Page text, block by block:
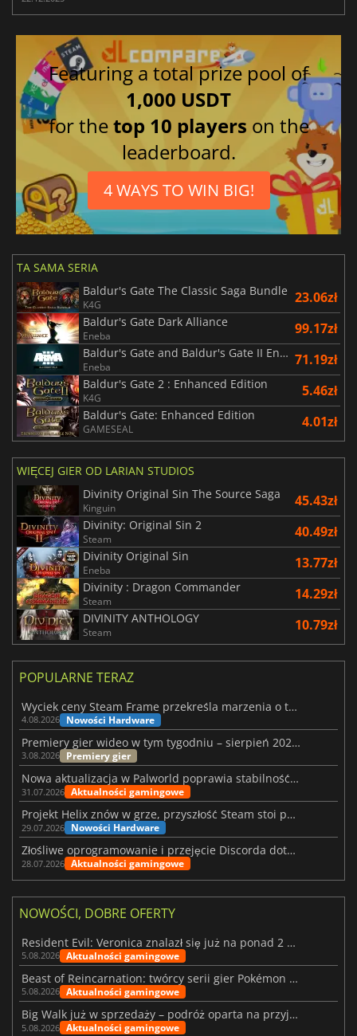
Featuring a total prize pool of
1,000 USDT
for thetop 10 players on the
leaderboard.
4 WAYS TO WIN BIG!
TA SAMA SERIA
Baldur's Gate The Classic Saga Bundle
K4G 23.06zł
Baldur's Gate Dark Alliance
Eneba 99.17zł
Baldur's Gate and Baldur's Gate II Enhanced Editions
Eneba 71.19zł
Baldur's Gate 2 : Enhanced Edition
K4G 5.46zł
Baldur's Gate: Enhanced Edition
GAMESEAL 4.01zł
WIĘCEJ GIER OD LARIAN STUDIOS
Divinity Original Sin The Source Saga
Kinguin 45.43zł
Divinity: Original Sin 2
Steam 40.49zł
Divinity Original Sin
Eneba 13.77zł
Divinity : Dragon Commander
Steam 14.29zł
DIVINITY ANTHOLOGY
Steam 10.79zł
POPULARNE TERAZ
Wyciek ceny Steam Frame przekreśla marzenia o tanim zestawie VR
4.08.2026 Nowości Hardware
Premiery gier wideo w tym tygodniu – sierpień 2026 r. (32. tydzień)
3.08.2026 Premiery gier
Nowa aktualizacja w Palworld poprawia stabilność Sunreach i walk z bossami
31.07.2026 Aktualności gamingowe
Projekt Helix znów w grze, przyszłość Steam stoi pod znakiem zapytania
29.07.2026 Nowości Hardware
Złośliwe oprogramowanie i przejęcie Discorda dotknęły Meccha Chameleon
28.07.2026 Aktualności gamingowe
NOWOŚCI, DOBRE OFERTY
Resident Evil: Veronica znalazł się już na ponad 2 milionach list życzeń
5.08.2026 Aktualności gamingowe
Beast of Reincarnation: twórcy serii gier Pokémon wkraczają na nową ścieżkę
5.08.2026 Aktualności gamingowe
Big Walk już w sprzedaży – podróż oparta na przyjaźni
5.08.2026 Aktualności gamingowe